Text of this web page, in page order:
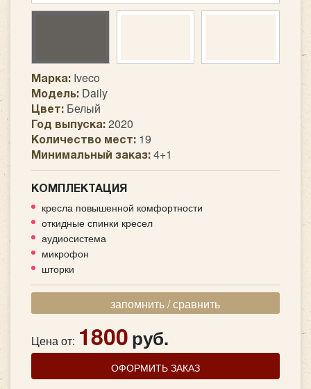
Марка: Iveco
Модель: Daily
Цвет: Белый
Год выпуска: 2020
Количество мест: 19
Минимальный заказ: 4+1
КОМПЛЕКТАЦИЯ
кресла повышенной комфортности
откидные спинки кресел
аудиосистема
микрофон
шторки
запомнить / сравнить
Цена от: 1800руб.
ОФОРМИТЬ ЗАКАЗ